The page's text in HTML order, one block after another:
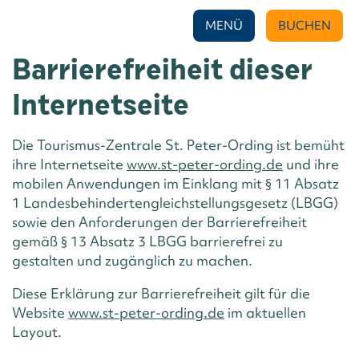
MENÜ BUCHEN
BARRIEREFREIHEIT
Barrierefreiheit dieser
Internetseite
Die Tourismus-Zentrale St. Peter-Ording ist bemüht
ihre Internetseite www.st-peter-ording.de und ihre
mobilen Anwendungen im Einklang mit § 11 Absatz
1 Landesbehindertengleichstellungsgesetz (LBGG)
sowie den Anforderungen der Barrierefreiheit
gemäß § 13 Absatz 3 LBGG barrierefrei zu
gestalten und zugänglich zu machen.
Diese Erklärung zur Barrierefreiheit gilt für die
Website www.st-peter-ording.de im aktuellen
Layout.